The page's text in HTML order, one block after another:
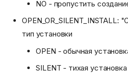
NO - пропустить
OPEN_OR_SILENT_INSTALL:
тип установки
OPEN - обычная
SILENT - тихая